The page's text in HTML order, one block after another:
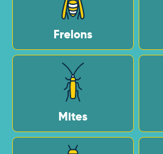
Frelons
Mites